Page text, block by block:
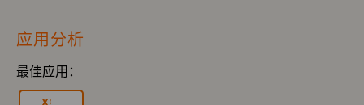
应用分析
最佳应用：